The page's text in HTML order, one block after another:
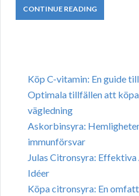
CONTINUE READING
Köp C-vitamin: En guide
Optimala tillfällen att
vägledning
Askorbinsyra:
immunförsvar
Julas Citronsyra:
Idéer
Köpa citronsyra: En